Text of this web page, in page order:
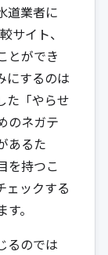
道業者に
サイト、
とができ
にするのは
た「やらせ
のネガテ
あるた
を持つこ
ェックする
。
るのでは